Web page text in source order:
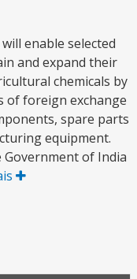
enable selected
and expand their
chemicals by
of foreign exchange
spare parts
equipment.
of India